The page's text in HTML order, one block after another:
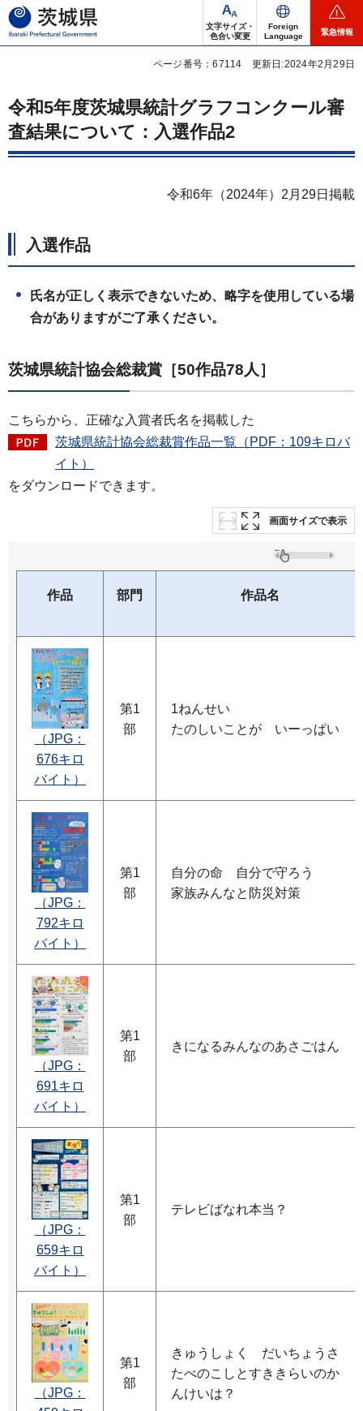
茨城県
文字サイズ・
色合い変更
Foreign
Language
緊急情報
ページ番号：67114 更新日:2024年2月29日
令和5年度茨城県統計グラフコンクール審
査結果について：入選作品2
令和6年（2024年）2月29日掲載
入選作品
氏名が正しく表示できないため、略字を使用している場
合がありますがご了承ください。
茨城県統計協会総裁賞 ［50作品78人］
こちらから、正確な入賞者氏名を掲載した
茨城県統計協会総裁賞作品一覧（PDF：109キロバ
イト）
をダウンロードできます。
画面サイズで表示
作品 部門 作品名
（JPG：
676キロ
バイト）
第1
部
1ねんせい
たのしいことが いーっぱい
（JPG：
792キロ
バイト）
第1
部
自分の命 自分で守ろう
家族みんなと防災対策
（JPG：
691キロ
バイト）
第1
部
きになるみんなのあさごはん
（JPG：
659キロ
バイト）
第1
部
テレビばなれ本当？
（JPG：
第1
部
きゅうしょく だいちょうさ
たべのこしとすききらいのか
んけいは？